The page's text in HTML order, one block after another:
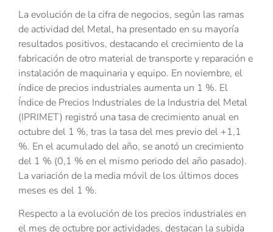
La evolución de la cifra de negocios, según las ramas
de actividad del Metal, ha presentado en su mayoría
resultados positivos, destacando el crecimiento de la
fabricación de otro material de transporte y reparación e
instalación de maquinaria y equipo. En noviembre, el
índice de precios industriales aumenta un 1 %. El
Índice de Precios Industriales de la Industria del Metal
(IPRIMET) registró una tasa de crecimiento anual en
octubre del 1 %, tras la tasa del mes previo del +1,1
%. En el acumulado del año, se anotó un crecimiento
del 1 % (0,1 % en el mismo periodo del año pasado).
La variación de la media móvil de los últimos doces
meses es del 1 %.
Respecto a la evolución de los precios industriales en
el mes de octubre por actividades, destacan la subida